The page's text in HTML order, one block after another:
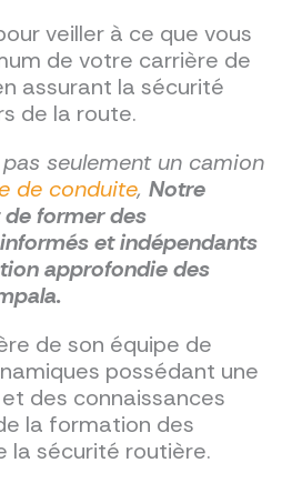
veiller à ce que vous
de votre carrière de
assurant la sécurité
de la route.
seulement un camion
de conduite,Notre
former des
et indépendants
approfondie des
de son équipe de
possédant une
des connaissances
la formation des
la sécurité routière.